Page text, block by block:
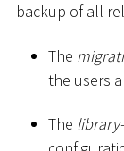
backup of all
The
the users
The